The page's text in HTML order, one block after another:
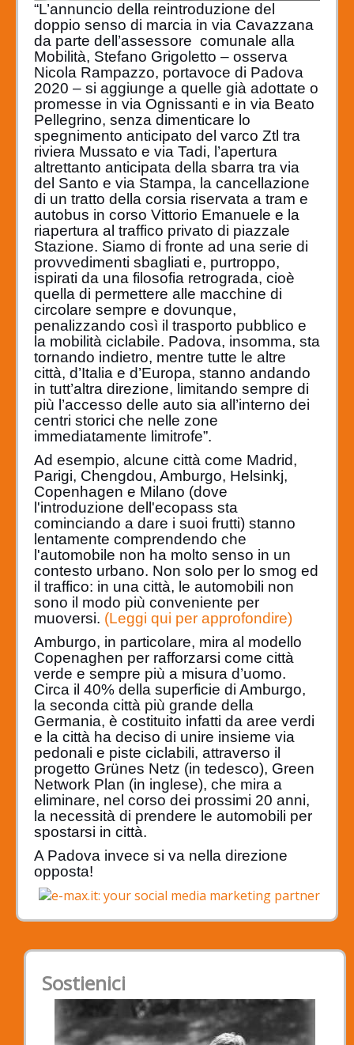
“L’annuncio della reintroduzione del
doppio senso di marcia in via Cavazzana
da parte dell’assessore comunale alla
Mobilità, Stefano Grigoletto – osserva
Nicola Rampazzo, portavoce di Padova
2020 – si aggiunge a quelle già adottate o
promesse in via Ognissanti e in via Beato
Pellegrino, senza dimenticare lo
spegnimento anticipato del varco Ztl tra
riviera Mussato e via Tadi, l’apertura
altrettanto anticipata della sbarra tra via
del Santo e via Stampa, la cancellazione
di un tratto della corsia riservata a tram e
autobus in corso Vittorio Emanuele e la
riapertura al traffico privato di piazzale
Stazione. Siamo di fronte ad una serie di
provvedimenti sbagliati e, purtroppo,
ispirati da una filosofia retrograda, cioè
quella di permettere alle macchine di
circolare sempre e dovunque,
penalizzando così il trasporto pubblico e
la mobilità ciclabile. Padova, insomma, sta
tornando indietro, mentre tutte le altre
città, d’Italia e d’Europa, stanno andando
in tutt’altra direzione, limitando sempre di
più l’accesso delle auto sia all’interno dei
centri storici che nelle zone
immediatamente limitrofe”.
Ad esempio, alcune città come Madrid,
Parigi, Chengdou, Amburgo, Helsinkj,
Copenhagen e Milano (dove
l'introduzione dell'ecopass sta
cominciando a dare i suoi frutti) stanno
lentamente comprendendo che
l'automobile non ha molto senso in un
contesto urbano. Non solo per lo smog ed
il traffico: in una città, le automobili non
sono il modo più conveniente per
muoversi. (Leggi qui per approfondire)
Amburgo, in particolare, mira al modello
Copenaghen per rafforzarsi come città
verde e sempre più a misura d’uomo.
Circa il 40% della superficie di Amburgo,
la seconda città più grande della
Germania, è costituito infatti da aree verdi
e la città ha deciso di unire insieme via
pedonali e piste ciclabili, attraverso il
progetto Grünes Netz (in tedesco), Green
Network Plan (in inglese), che mira a
eliminare, nel corso dei prossimi 20 anni,
la necessità di prendere le automobili per
spostarsi in città.
A Padova invece si va nella direzione
opposta!
Sostienici